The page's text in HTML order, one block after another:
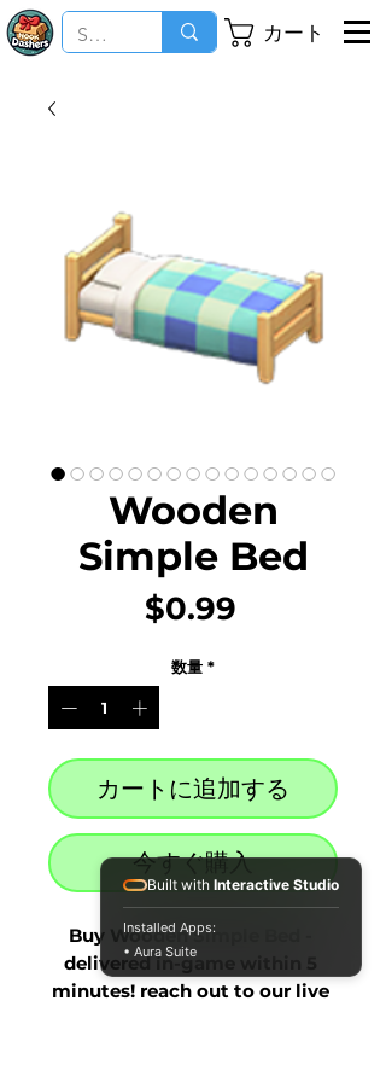
カート
Wooden
Simple Bed
$0.99価
数量 *
カートに追加する
今すぐ購入
Buy Wooden Simple Bed -
delivered in-game within 5
minutes! reach out to our live
Built with Interactive Studio
Installed Apps:
• Aura Suite